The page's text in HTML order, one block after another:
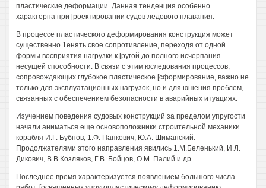
пластические деформации. Данная тенденция особенно
характерна при [роектировании судов ледового плавания.
В процессе пластического деформирования конструкция может
существенно 1енять свое сопротивление, переходя от одной
формы восприятия нагрузки к [ругой до полного исчерпания
несущей способности. В связи с этим юследования процессов,
сопровождающих глубокое пластическое [сформирование, важно не
только для эксплуатационных нагрузок, но и для юшения проблем,
связанных с обеспечением безопасности в аварийных итуациях.
Изучением поведения судовых конструкций за пределом упругости
начали аниматься еще основоположники строительной механики
корабля И.Г. Бубнов, 1.Ф. Папкович, Ю.А. Шиманский.
Продолжателями этого направления явились 1.М.Беленький, И.Л.
Дикович, В.В.Козляков, Г.В. Бойцов, О.М. Палий и др.
Последнее время характеризуется появлением большого числа